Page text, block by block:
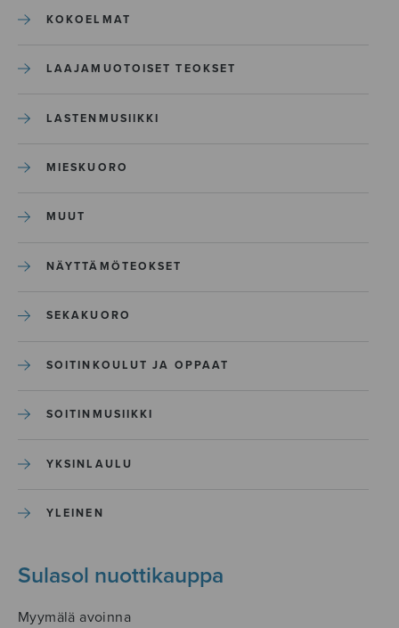
KOKOELMAT
LAAJAMUOTOISET TEOKSET
LASTENMUSIIKKI
MIESKUORO
MUUT
NÄYTTÄMÖTEOKSET
SEKAKUORO
SOITINKOULUT JA OPPAAT
SOITINMUSIIKKI
YKSINLAULU
YLEINEN
Sulasol nuottikauppa
Myymälä avoinna